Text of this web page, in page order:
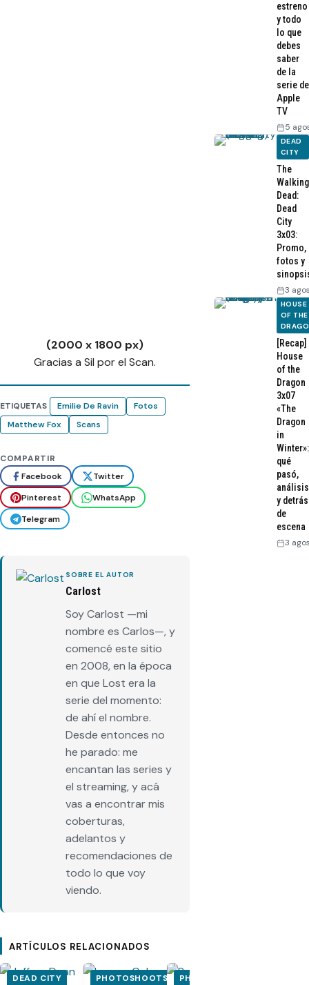
(2000 x 1800 px)
Gracias a Sil por el Scan.
ETIQUETAS Emilie De Ravin
Fotos
Matthew Fox
Scans
COMPARTIR
Facebook
Twitter
Pinterest
WhatsApp
Telegram
SOBRE EL AUTOR
Carlost
Soy Carlost —mi
nombre es Carlos—, y
comencé este sitio
en 2008, en la época
en que Lost era la
serie del momento:
de ahí el nombre.
Desde entonces no
he parado: me
encantan las series y
el streaming, y acá
vas a encontrar mis
coberturas,
adelantos y
recomendaciones de
todo lo que voy
viendo.
ARTÍCULOS RELACIONADOS
DEAD CITY
PHOTOSHOOTS
PHOTOSHOOTS
estreno
y todo
lo que
debes
saber
de la
serie de
Apple
TV
5
DEAD
CITY
The
Walking
Dead:
Dead
City
3x03:
Promo,
fotos y
3
HOUSE
OF THE
[Recap]
House
of the
Dragon
3x07
«The
Dragon
in
Winter»:
qué
pasó,
análisis
y detrás
de
escena
3